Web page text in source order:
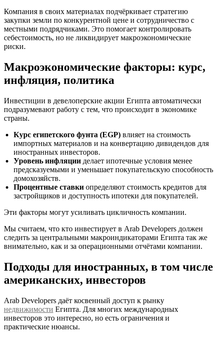
Компания в своих материалах подчёркивает стратегию
закупки земли по конкурентной цене и сотрудничество с
местными подрядчиками. Это помогает контролировать
себестоимость, но не ликвидирует макроэкономические
риски.
Макроэкономические факторы: курс,
инфляция, политика
Инвестиции в девелоперские акции Египта автоматически
подразумевают работу с тем, что происходит в экономике
страны.
Курс египетского фунта (EGP) влияет на стоимость
импортных материалов и на конвертацию дивидендов для
иностранных инвесторов.
Уровень инфляции делает ипотечные условия менее
предсказуемыми и уменьшает покупательскую способность
домохозяйств.
Процентные ставки определяют стоимость кредитов для
застройщиков и доступность ипотеки для покупателей.
Эти факторы могут усиливать цикличность компании.
Мы считаем, что кто инвестирует в Arab Developers должен
следить за центральными макроиндикаторами Египта так же
внимательно, как и за операционными отчётами компании.
Подходы для иностранных, в том числе
американских, инвесторов
Arab Developers даёт косвенный доступ к рынку
недвижимости Египта. Для многих международных
инвесторов это интересно, но есть ограничения и
практические нюансы.